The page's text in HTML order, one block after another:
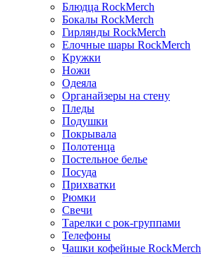
Блюдца RockMerch
Бокалы RockMerch
Гирлянды RockMerch
Елочные шары RockMerch
Кружки
Ножи
Одеяла
Органайзеры на стену
Пледы
Подушки
Покрывала
Полотенца
Постельное белье
Посуда
Прихватки
Рюмки
Свечи
Тарелки с рок-группами
Телефоны
Чашки кофейные RockMerch